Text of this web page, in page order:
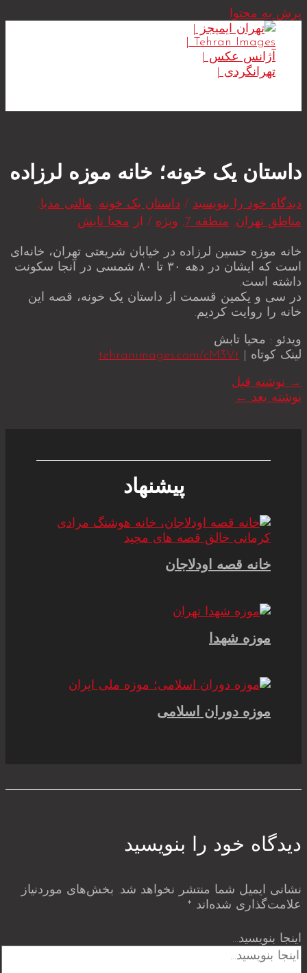
پرش به محتوا
داستان یک خونه؛ خانه موزه لرزاده
دیدگاه‌ خود را بنویسید / داستان یک خونه, مالتی مدیا,
مناطق تهران, منطقه 7 , ویژه / از محیا تابش
خانه موزه حسین لرزاده در خیابان شریعتی تهران، خانه‌ای
است که ایشان در دهه ۳۰ تا ۸۰ شمسی در آنجا سکونت
داشته است.
در سی و یکمین قسمت از داستان یک خونه، قصه این
خانه را روایت کردیم.
ویدئو : محیا تابش
لینک کوتاه | tehranimages.com/cM3Vt
→ نوشته قبل
نوشته بعد ←
پیشنهاد
خانه قصه اودلاجان
موزه شهدا
موزه دوران اسلامی
دیدگاه‌ خود را بنویسید
نشانی ایمیل شما منتشر نخواهد شد. بخش‌های موردنیاز
علامت‌گذاری شده‌اند *
اینجا بنویسید…